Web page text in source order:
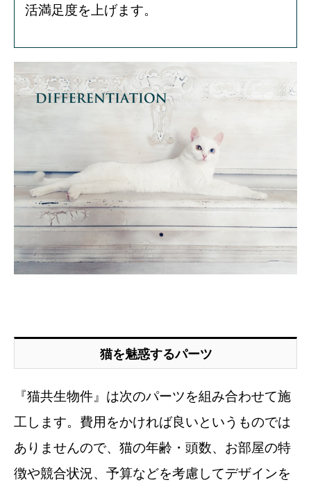
活満足度を上げます。
猫を魅惑するパーツ
『猫共生物件』は次のパーツを組み合わせて施
工します。費用をかければ良いというものでは
ありませんので、猫の年齢・頭数、お部屋の特
徴や競合状況、予算などを考慮してデザインを